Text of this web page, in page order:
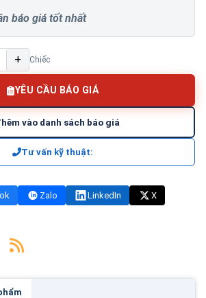
báo giá tốt nhất
+ Chiếc
YÊU CẦU BÁO GIÁ
vào danh sách báo giá
Tư vấn kỹ thuật:
Zalo LinkedIn
X